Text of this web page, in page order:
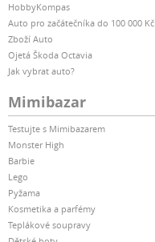
HobbyKompas
Auto pro začátečníka do 100 000 Kč
Zboží Auto
Ojetá Škoda Octavia
Jak vybrat auto?
Mimibazar
Testujte s Mimibazarem
Monster High
Barbie
Lego
Pyžama
Kosmetika a parfémy
Teplákové soupravy